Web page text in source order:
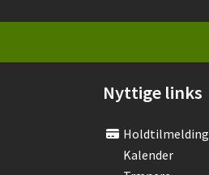
Nyttige links
Holdtilmelding
Kalender